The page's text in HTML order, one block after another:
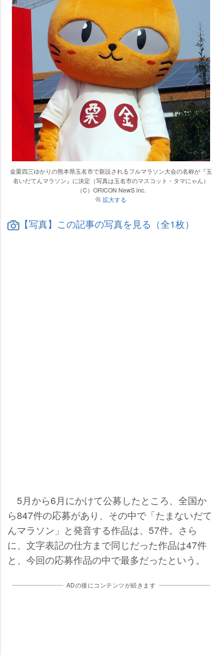
金栗四三ゆかりの熊本県玉名市で新設されるフルマラソン大会の名称が『玉
名いだてんマラソン』に決定（写真は玉名市のマスコット・タマにゃん）
（C）ORICON NewS inc.
拡大する
【写真】この記事の写真を見る（全1枚）
5月から6月にかけて公募したところ、全国か
ら847件の応募があり、その中で「たまないだて
んマラソン」と発音する作品は、57件。さら
に、文字表記の仕方まで同じだった作品は47件
と、今回の応募作品の中で最多だったという。
ADの後にコンテンツが続きます